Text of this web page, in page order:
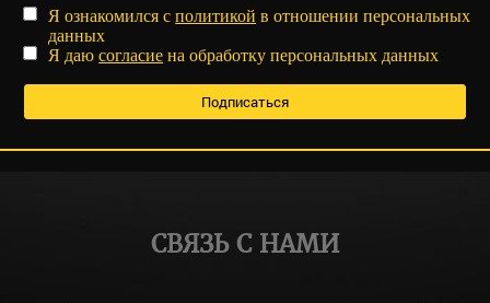
Я ознакомился сполитикой в отношении персональных
данных
Я даюсогласие на обработку персональных данных
СВЯЗЬ С НАМИ